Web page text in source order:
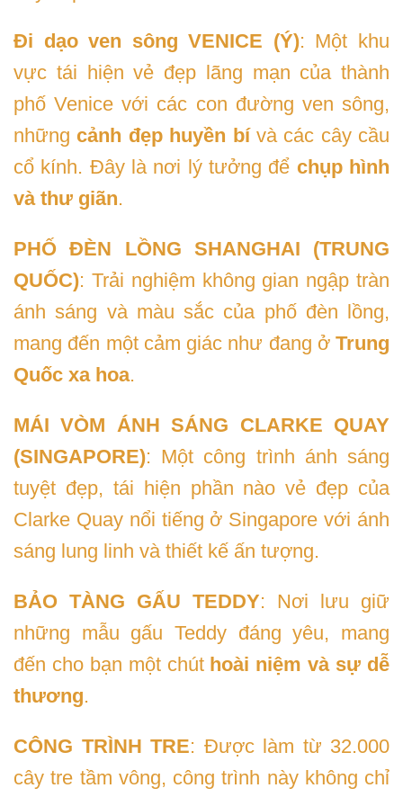
Đi dạo ven sông VENICE (Ý): Một khu
vực tái hiện vẻ đẹp lãng mạn của thành
phố Venice với các con đường ven sông,
những cảnh đẹp huyền bívà các cây cầu
cổ kính. Đây là nơi lý tưởng để chụp hình
và thư giãn.
PHỐ ĐÈN LỒNG SHANGHAI (TRUNG
QUỐC): Trải nghiệm không gian ngập tràn
ánh sáng và màu sắc của phố đèn lồng,
mang đến một cảm giác như đang ở Trung
Quốc xa hoa.
MÁI VÒM ÁNH SÁNG CLARKE QUAY
(SINGAPORE): Một công trình ánh sáng
tuyệt đẹp, tái hiện phần nào vẻ đẹp của
Clarke Quay nổi tiếng ở Singapore với ánh
sáng lung linh và thiết kế ấn tượng.
BẢO TÀNG GẤU TEDDY: Nơi lưu giữ
những mẫu gấu Teddy đáng yêu, mang
đến cho bạn một chút hoài niệm và sự dễ
thương.
CÔNG TRÌNH TRE: Được làm từ 32.000
cây tre tầm vông, công trình này không chỉ